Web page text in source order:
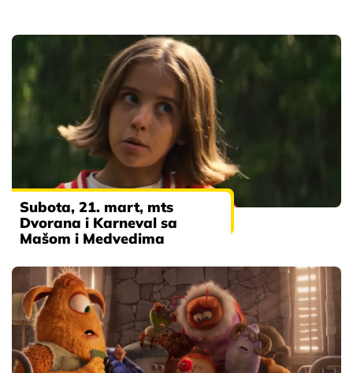
Subota, 21. mart, mts
Dvorana i Karneval sa
Mašom i Medvedima